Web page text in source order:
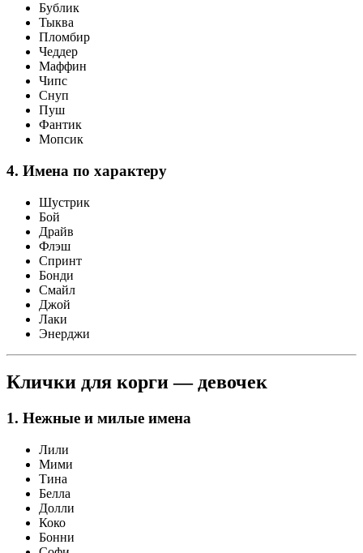
Бублик
Тыква
Пломбир
Чеддер
Маффин
Чипс
Снуп
Пуш
Фантик
Мопсик
4. Имена по характеру
Шустрик
Бой
Драйв
Флэш
Спринт
Бонди
Смайл
Джой
Лаки
Энерджи
Клички для корги — девочек
1. Нежные и милые имена
Лили
Мими
Тина
Белла
Долли
Коко
Бонни